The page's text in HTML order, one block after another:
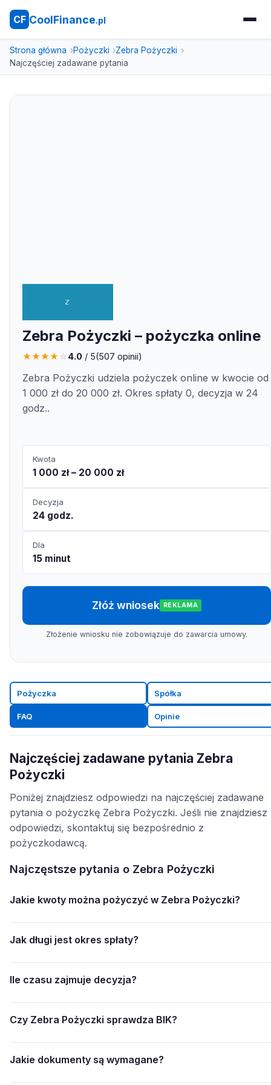
CF CoolFinance.pl
Strona główna Pożyczki
Zebra Pożyczki
Najczęściej zadawane pytania
Zebra Pożyczki – pożyczka online
★★★★☆4.0 / 5(507 opinii)
Zebra Pożyczki udziela pożyczek online w kwocie od
1 000 zł do 20 000 zł. Okres spłaty 0, decyzja w 24
godz..
Kwota
1 000 zł – 20 000 zł
Decyzja
24 godz.
Dla
15 minut
Złóż wniosek REKLAMA
Złożenie wniosku nie zobowiązuje do zawarcia umowy.
Pożyczka Spółka
FAQ Opinie
Najczęściej zadawane pytania Zebra
Pożyczki
Poniżej znajdziesz odpowiedzi na najczęściej zadawane
pytania o pożyczkę Zebra Pożyczki. Jeśli nie znajdziesz
odpowiedzi, skontaktuj się bezpośrednio z
pożyczkodawcą.
Najczęstsze pytania o Zebra Pożyczki
Jakie kwoty można pożyczyć w Zebra Pożyczki?
Jak długi jest okres spłaty?
Ile czasu zajmuje decyzja?
Czy Zebra Pożyczki sprawdza BIK?
Jakie dokumenty są wymagane?